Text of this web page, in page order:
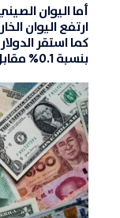
أما اليوان
كما استقر
بنسبة 0.1% مقابل الدولار الأمريكي.